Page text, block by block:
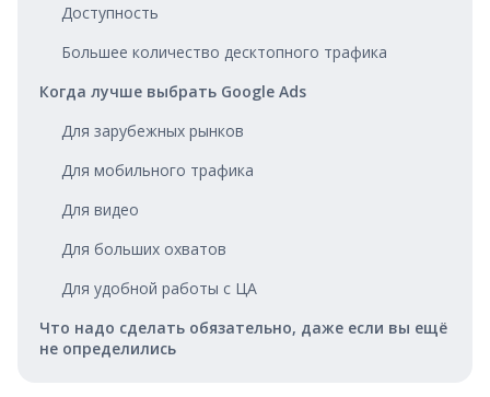
Доступность
Большее количество десктопного трафика
Когда лучше выбрать Google Ads
Для зарубежных рынков
Для мобильного трафика
Для видео
Для больших охватов
Для удобной работы с ЦА
Что надо сделать обязательно, даже если вы ещё
не определились